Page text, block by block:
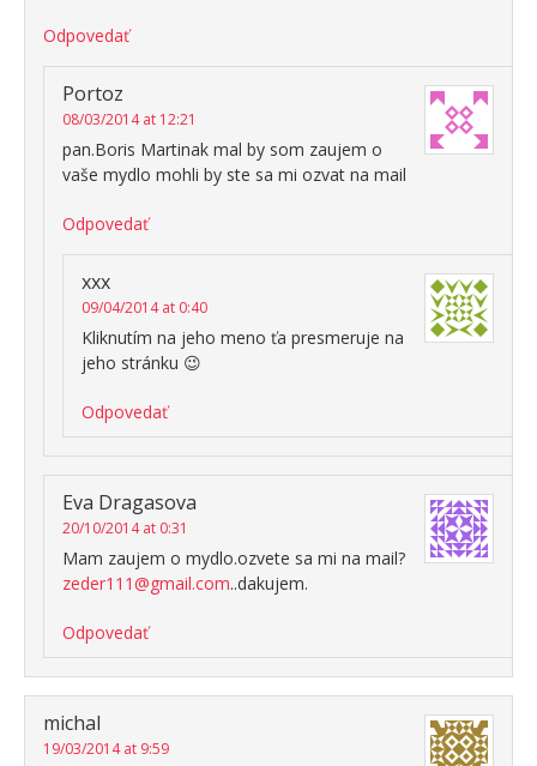
Odpovedať
Portoz
08/03/2014 at 12:21
pan.Boris Martinak mal by som zaujem o
vaše mydlo mohli by ste sa mi ozvat na mail
Odpovedať
xxx
09/04/2014 at 0:40
Kliknutím na jeho meno ťa presmeruje na
jeho stránku 😉
Odpovedať
Eva Dragasova
20/10/2014 at 0:31
Mam zaujem o mydlo.ozvete sa mi na mail?
zeder111@gmail.com..dakujem.
Odpovedať
michal
19/03/2014 at 9:59